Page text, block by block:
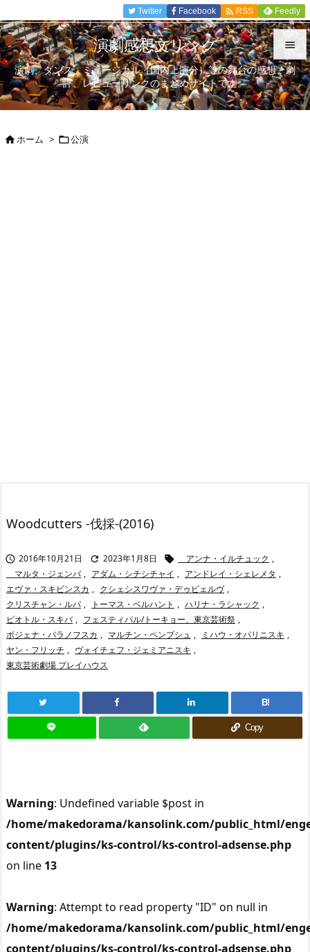


メニュ

Twitter Facebook  RSS Feedly
演劇感想文リンク
演劇、ダンス、ミュージカル（国内上演分）等の舞台の感想、劇
評、レビューリンクのまとめサイトです。
ホーム > 公演
Woodcutters -伐採-(2016)
 2016年10月21日  2023年1月8日  アンナ・イルチュック ,
マルタ・ジェンバ , アダム・シチシチャイ , アンドレイ・シェレメタ ,
エヴァ・スキビンスカ , クシェシスワヴァ・デゥビェルヴ ,
クリスチャン・ルパ , トーマス・ベルハント , ハリナ・ラシャック ,
ピオトル・スキバ , フェスティバル/トーキョー、東京芸術祭 ,
ボジェナ・バラノフスカ , マルチン・ペンプシュ , ミハウ・オパリニスキ ,
ヤン・フリッチ , ヴォイチェフ・ジェミアニスキ ,
東京芸術劇場 プレイハウス
B!
Copy
Warning: Undefined variable $post in
/home/makedorama/kansolink.com/public_html/
content/plugins/ks-control/ks-control-adsense.php
on line 13
Warning: Attempt to read property "ID" on null in
/home/makedorama/kansolink.com/public_html/
content/plugins/ks-control/ks-control-adsense.php